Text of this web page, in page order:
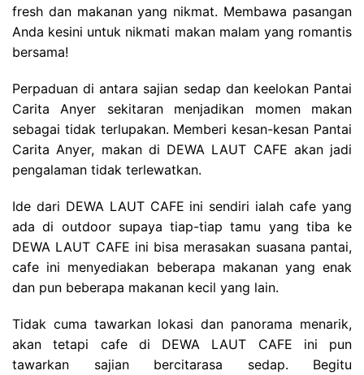
fresh dan makanan yang nikmat. Membawa pasangan
Anda kesini untuk nikmati makan malam yang romantis
bersama!
Perpaduan di antara sajian sedap dan keelokan Pantai
Carita Anyer sekitaran menjadikan momen makan
sebagai tidak terlupakan. Memberi kesan-kesan Pantai
Carita Anyer, makan di DEWA LAUT CAFE akan jadi
pengalaman tidak terlewatkan.
Ide dari DEWA LAUT CAFE ini sendiri ialah cafe yang
ada di outdoor supaya tiap-tiap tamu yang tiba ke
DEWA LAUT CAFE ini bisa merasakan suasana pantai,
cafe ini menyediakan beberapa makanan yang enak
dan pun beberapa makanan kecil yang lain.
Tidak cuma tawarkan lokasi dan panorama menarik,
akan tetapi cafe di DEWA LAUT CAFE ini pun
tawarkan sajian bercitarasa sedap. Begitu